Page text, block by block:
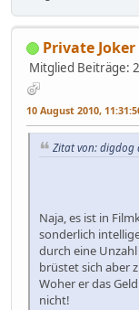
Private Joker
Mitglied Beiträge:
10 August 2010,
Zitat von: digdog
Naja, es ist in
sonderlich
durch eine
brüstet sich aber
Woher er das
nicht!